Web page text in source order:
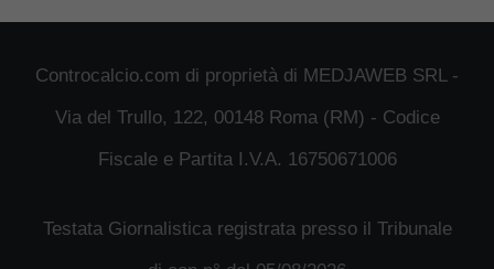
Controcalcio.com di proprietà di MEDJAWEB SRL -
Via del Trullo, 122, 00148 Roma (RM) - Codice
Fiscale e Partita I.V.A. 16750671006
Testata Giornalistica registrata presso il Tribunale